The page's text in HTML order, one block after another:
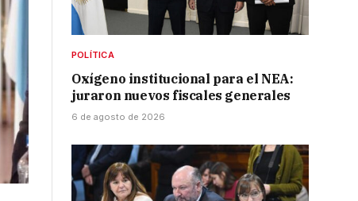
POLÍTICA
Oxígeno institucional para el NEA:
juraron nuevos fiscales generales
6 de agosto de 2026